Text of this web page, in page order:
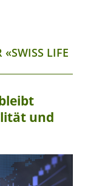
«SWISS LIFE
und